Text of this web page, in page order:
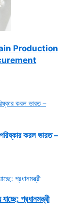
Production
করল ভারত –
প্রধানমন্ত্রী